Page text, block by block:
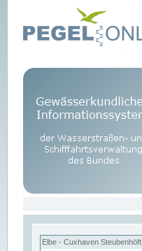
Elbe - Cuxhaven Steubenhöft